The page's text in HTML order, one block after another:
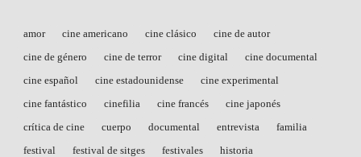
amor cine americano cine clásico
cine de autor
cine de género
cine de terror cine digital
cine documental
cine español
cine estadounidense
cine experimental
cine fantástico
cinefilia cine francés
cine japonés
crítica de cine
cuerpo documental entrevista
familia
festival
festival de sitges festivales
historia